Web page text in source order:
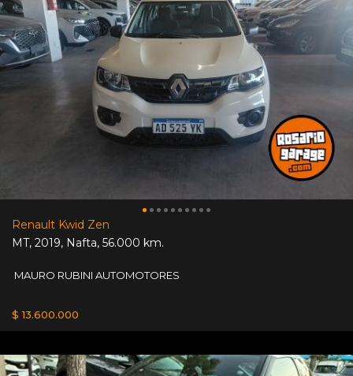
Renault Kwid Zen
MT, 2019, Nafta, 56.000 km.
MAURO RUBINI AUTOMOTORES
$ 13.600.000